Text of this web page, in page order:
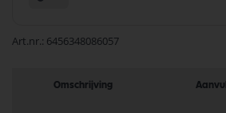
Art.nr. 6456348086057
Omschrijving